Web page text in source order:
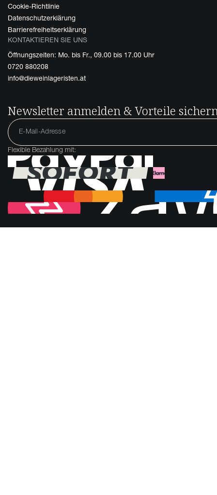
Cookie-Richtlinie
Datenschutzerklärung
Barrierefreiheitserklärung
KONTAKTIEREN SIE UNS
Öffnungszeiten: Mo. bis Fr., 09.00 bis 17.00 Uhr
0720 880208
info@dieweinlageristen.at
Newsletter anmelden & Vorteile
Flexible Bezahlung mit: